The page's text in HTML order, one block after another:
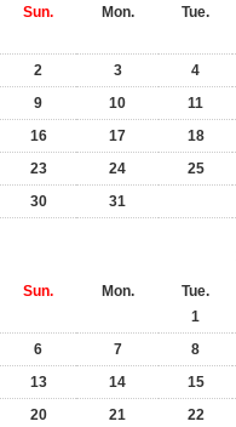
Sun. Mon. Tue.
2
3 4
9
10 11
16
17 18
23
24 25
30
31
Sun. Mon. Tue.
1
6
7 8
13
14 15
20
21 22